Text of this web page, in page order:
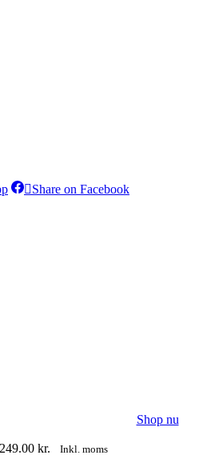
ShareShare on FacebookShare
Shop nuDette
249.00 kr. Inkl. moms